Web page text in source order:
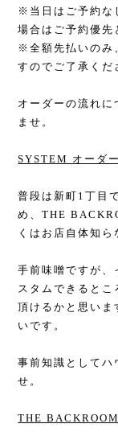
※当日はご予約な
場合はご予約優先
※全額先払いのみ
すのでご了承くだ
オーダーの流れに
ませ。
SYSTEM オーダ
普段は新町1丁目
め、THE
くはお店自体知ら
手前味噌ですが、
スタムできるとこ
頂けるかと思いま
いです。
事前知識としてハ
せ。
THE